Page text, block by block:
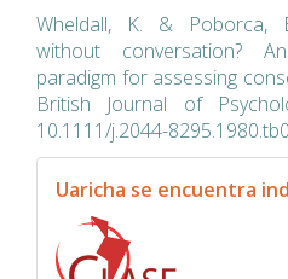
Wheldall, K. & Poborca,
without conversation?
paradigm for assessing
British Journal of
10.1111/j.2044-
indexacion
Uaricha se encuentra